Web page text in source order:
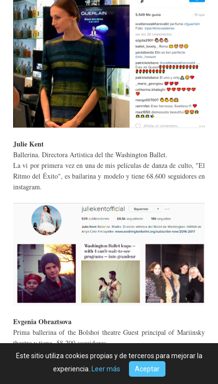
Julie Kent
Ballerina. Directora Artistica del the Washington Ballet.
La vi por primera vez en una de mis películas de danza de culto, "El
Ritmo del Éxito", es bailarina y modelo y tiene 68.600 seguidores en
instagram.
Evgenia Obraztsova
Prima ballerina of the Bolshoi theatre Guest principal of Mariinsky
theatre y tiene 58.200 seguidores.
Este sitio utiliza cookies propias y de terceros para mejorar la
experiencia.
Leer más Aceptar